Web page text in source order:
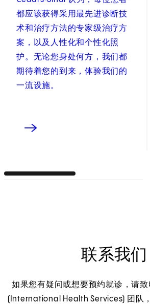
都应该获得采用最先进诊断技
术和治疗方法的专家级治疗方
案，以及人性化和个性化照
护。无论您身处何方，我们都
期待着您的到来，体验我们的
一流设施。
联系我们
如果您有疑问或想要预约就诊，请
(International Health Services) 团队